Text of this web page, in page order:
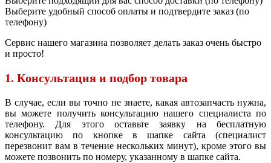
Выберите удобный способ оплаты и подтвердите заказ (по
телефону)
Сервис нашего магазина позволяет делать заказ очень быстро
и просто!
1. Консультация и подбор товара
В случае, если вы точно не знаете, какая автозапчасть нужна,
вы можете получить консультацию нашего специалиста по
телефону. Для этого оставьте заявку на бесплатную
консультацию по кнопке в шапке сайта (специалист
перезвонит вам в течение нескольких минут), кроме этого вы
можете позвонить по номеру, указанному в шапке сайта.